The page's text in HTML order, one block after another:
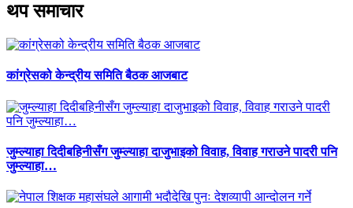
थप समाचार
कांग्रेसको केन्द्रीय समिति बैठक आजबाट
जुम्ल्याहा दिदीबहिनीसँग जुम्ल्याहा दाजुभाइको विवाह, विवाह गराउने पादरी पनि
जुम्ल्याहा…